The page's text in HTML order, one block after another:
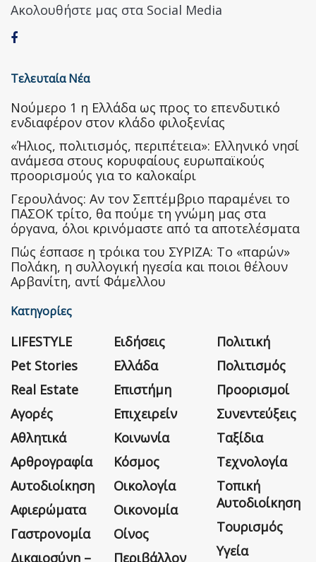
Ακολουθήστε μας στα Social Media
Τελευταία Νέα
Nούμερο 1 η Ελλάδα ως προς το επενδυτικό
ενδιαφέρον στον κλάδο φιλοξενίας
«Ήλιος, πολιτισμός, περιπέτεια»: Ελληνικό νησί
ανάμεσα στους κορυφαίους ευρωπαϊκούς
προορισμούς για το καλοκαίρι
Γερουλάνος: Αν τον Σεπτέμβριο παραμένει το
ΠΑΣΟΚ τρίτο, θα πούμε τη γνώμη μας στα
όργανα, όλοι κρινόμαστε από τα αποτελέσματα
Πώς έσπασε η τρόικα του ΣΥΡΙΖΑ: Το «παρών»
Πολάκη, η συλλογική ηγεσία και ποιοι θέλουν
Αρβανίτη, αντί Φάμελλου
Κατηγορίες
LIFESTYLE
Pet Stories
Real Estate
Αγορές
Αθλητικά
Αρθρογραφία
Αυτοδιοίκηση
Αφιερώματα
Γαστρονομία
Δικαιοσύνη –
Ειδήσεις
Ελλάδα
Επιστήμη
Επιχειρείν
Κοινωνία
Κόσμος
Οικολογία
Οικονομία
Οίνος
Περιβάλλον
Πολιτική
Πολιτισμός
Προορισμοί
Συνεντεύξεις
Ταξίδια
Τεχνολογία
Τοπική
Αυτοδιοίκηση
Τουρισμός
Υγεία